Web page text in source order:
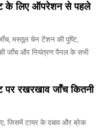
के लिए ऑपरेशन से पहले
मस्तूल चेन टेंशन की पुष्टि,
की जाँच और नियंत्रण पैनल के सभी
पर रखरखाव जाँच कितनी
जिसमें टायर के दबाव और ब्रेक